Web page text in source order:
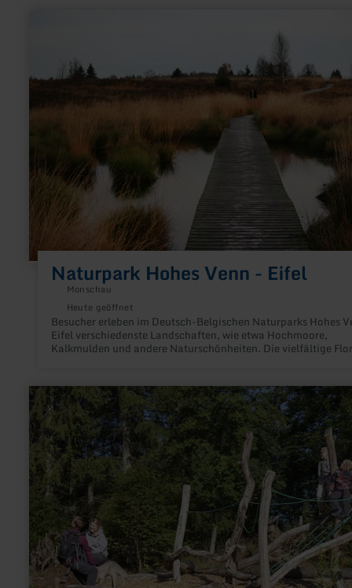
Naturpark Hohes Venn - Eifel
Monschau
Heute geöffnet
Besucher erleben im Deutsch-Belgischen Naturparks Hohes
Eifel verschiedenste Landschaften, wie etwa Hochmoore,
Kalkmulden und andere Naturschönheiten. Die vielfältige
Waldgebiete, malerische Seen und Flüsse sowie weitgezogene
Berghöhen.
Venn
mehr
erfahren
zu:
Walderlebnisparcour
"Kölschkier"